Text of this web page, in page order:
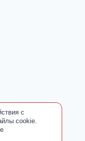
с
cookie.